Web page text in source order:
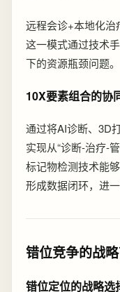
远程会诊+本地化治
这一模式通过技术
下的资源瓶颈问题。
10X要素组合的协
通过将AI诊断、3D
实现从“诊断-治疗-
标记物检测技术能
形成数据闭环，进
错位竞争的战
错位定位的战略选